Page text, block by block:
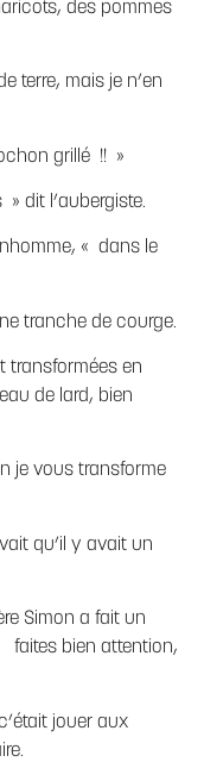
des pommes
terre, mais je n’en
grillé !! »
dit l’aubergiste.
« dans le
tranche de courge.
transformées en
de lard, bien
je vous transforme
qu’il y avait un
Simon a fait un
faites bien attention,
jouer aux